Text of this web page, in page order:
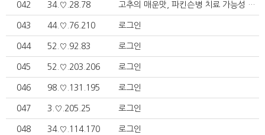
042 34.♡.28.78 고추의 매운맛, 파킨슨병 치료 가능성 열어 > 파킨슨병이해
043 44.♡.76.210 로그인
044 52.♡.92.83 로그인
045 52.♡.203.206 로그인
046 98.♡.131.195 로그인
047 3.♡.205.25 로그인
048 34.♡.114.170 로그인